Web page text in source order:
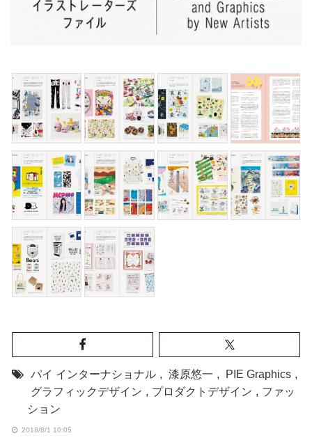
パイ インターナショナル , 漆原悠一 , PIE Graphics ,
グラフィックデザイン , プロダクトデザイン , ファッ
ション
2018/8/1 10:05